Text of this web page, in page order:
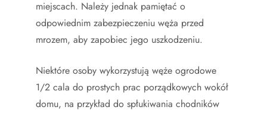
miejscach. Należy jednak pamiętać o
odpowiednim zabezpieczeniu węża przed
mrozem, aby zapobiec jego uszkodzeniu.
Niektóre osoby wykorzystują węże ogrodowe
1/2 cala do prostych prac porządkowych wokół
domu, na przykład do spłukiwania chodników